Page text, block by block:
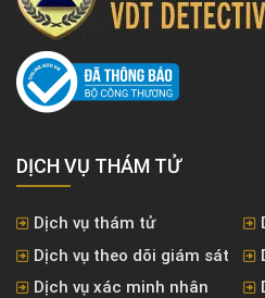
DỊCH VỤ THÁM TỬ
Dịch vụ thám tử
Dịch vụ theo dõi giám sát
Dịch vụ xác minh nhân